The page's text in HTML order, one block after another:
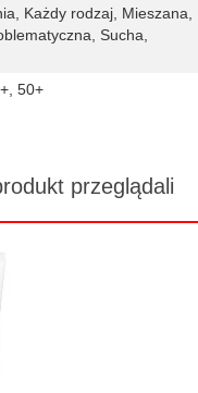
Każdy rodzaj, Mieszana,
Sucha,
50+
przeglądali